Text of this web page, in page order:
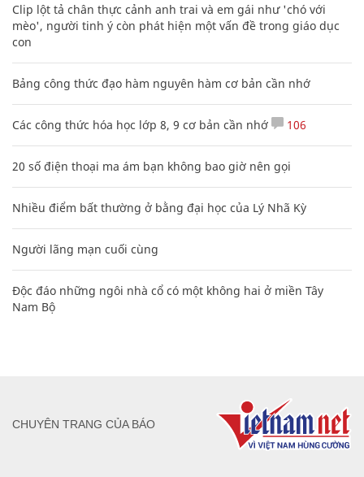
Clip lột tả chân thực cảnh anh trai và em gái như 'chó với
mèo', người tinh ý còn phát hiện một vấn đề trong giáo dục
con
Bảng công thức đạo hàm nguyên hàm cơ bản cần nhớ
Các công thức hóa học lớp 8, 9 cơ bản cần nhớ 106
20 số điện thoại ma ám bạn không bao giờ nên gọi
Nhiều điểm bất thường ở bằng đại học của Lý Nhã Kỳ
Người lãng mạn cuối cùng
Độc đáo những ngôi nhà cổ có một không hai ở miền Tây
Nam Bộ
CHUYÊN TRANG CỦA BÁO